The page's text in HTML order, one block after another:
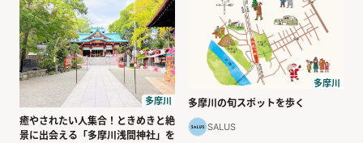
多摩川
癒やされたい人集合！ときめきと絶
景に出会える「多摩川浅間神社」を
多摩川
多摩川の旬スポットを歩く
SALUS